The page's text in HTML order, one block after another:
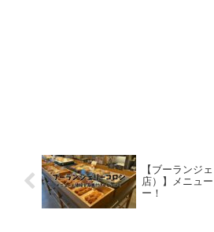
【ブーランジ
店）】メニュ
ー！